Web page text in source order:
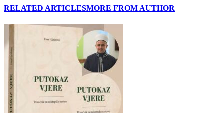
RELATED ARTICLESMORE FROM AUTHOR